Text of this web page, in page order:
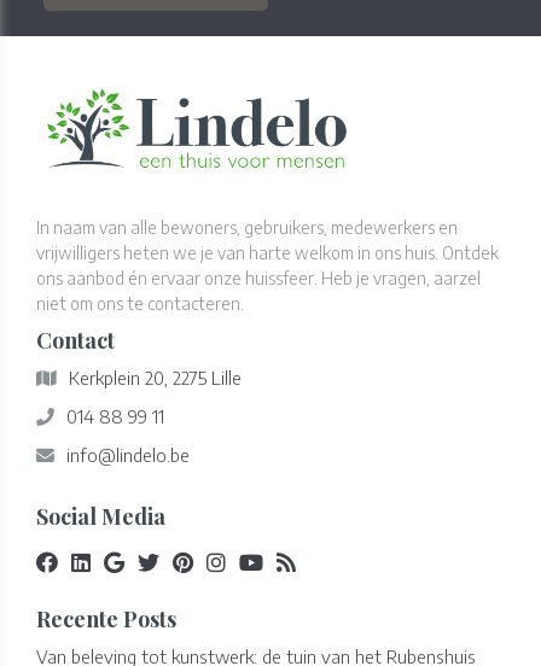
In naam van alle bewoners, gebruikers, medewerkers en
vrijwilligers heten we je van harte welkom in ons huis. Ontdek
ons aanbod én ervaar onze huissfeer. Heb je vragen, aarzel
niet om ons te contacteren.
Contact
Kerkplein 20, 2275 Lille
014 88 99 11
info@lindelo.be
Social Media
Recente Posts
Van beleving tot kunstwerk: de tuin van het Rubenshuis